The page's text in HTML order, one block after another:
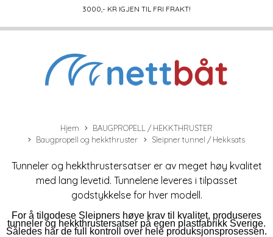
3000,- KR IGJEN TIL FRI FRAKT!
Hjem
BAUGPROPELL / HEKKTHRUSTER
Baugpropell og hekkthruster
Sleipner tunnel / Hekksats
Tunneler og hekkthrustersatser er av meget høy kvalitet
med lang levetid. Tunnelene leveres i tilpasset
godstykkelse for hver modell.
For å tilgodese Sleipners høye krav til kvalitet, produseres
tunneler og hekkthrustersatser på egen plastfabrikk Sverige.
Således har de full kontroll over hele produksjonsprosessen.